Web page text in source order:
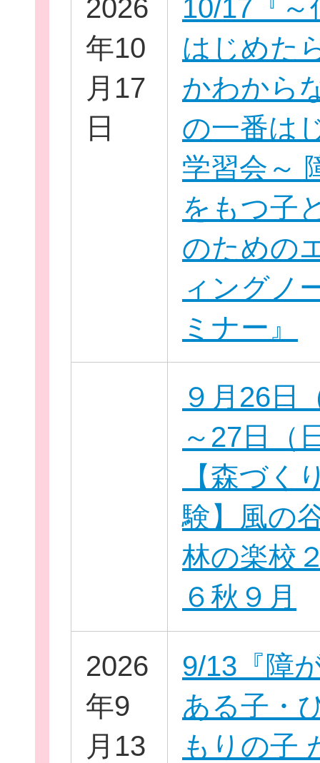
企業・
ログイ
無料新規
このサイトについて
サイトマップ
2026
年10
月17
日
10/17『～
はじめた
かわから
の一番は
学習会～
をもつ子
のための
ィングノ
ミナー』
９月26日
～27日（
【森づく
験】風の
林の楽校
６秋９月
2026
年9
月13
9/13『障
ある子・
もりの子